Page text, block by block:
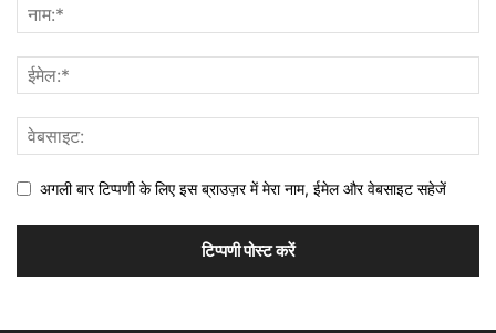
अगली बार टिप्पणी के लिए इस ब्राउज़र में मेरा नाम, ईमेल और वेबसाइट सहेजें